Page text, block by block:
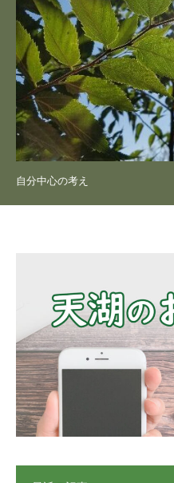
自分中心の考え